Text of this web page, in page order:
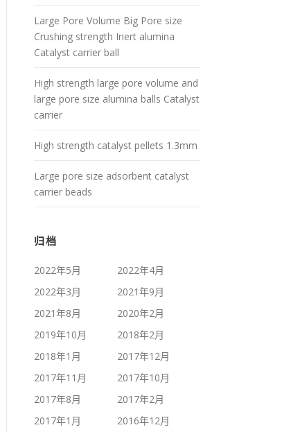
Large Pore Volume Big Pore size
Crushing strength Inert alumina
Catalyst carrier ball
High strength large pore volume and
large pore size alumina balls Catalyst
carrier
High strength catalyst pellets 1.3mm
Large pore size adsorbent catalyst
carrier beads
归档
2022年5月
2022年4月
2022年3月
2021年9月
2021年8月
2020年2月
2019年10月
2018年2月
2018年1月
2017年12月
2017年11月
2017年10月
2017年8月
2017年2月
2017年1月
2016年12月